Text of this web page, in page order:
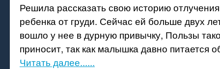
Решила рассказать свою историю
ребенка от груди. Сейчас ей больше двух
вошло у нее в дурную привычку, Пользы
приносит, так как малышка давно питается
Читать далее......